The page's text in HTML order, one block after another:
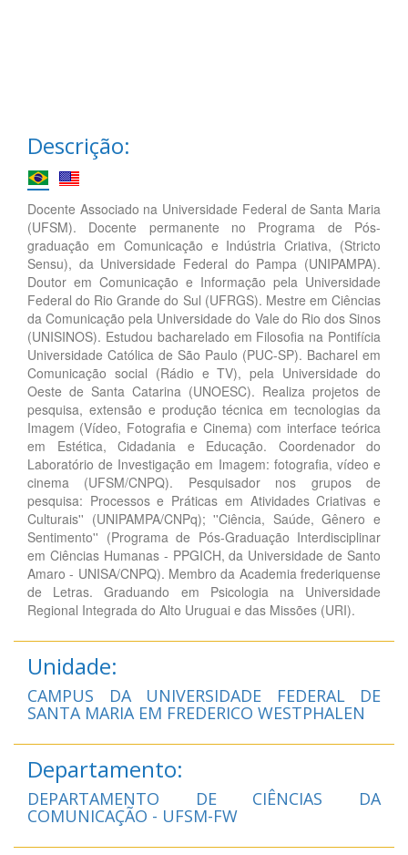
Descrição:
Docente Associado na Universidade Federal de Santa Maria
(UFSM). Docente permanente no Programa de Pós-
graduação em Comunicação e Indústria Criativa, (Stricto
Sensu), da Universidade Federal do Pampa (UNIPAMPA).
Doutor em Comunicação e Informação pela Universidade
Federal do Rio Grande do Sul (UFRGS). Mestre em Ciências
da Comunicação pela Universidade do Vale do Rio dos Sinos
(UNISINOS). Estudou bacharelado em Filosofia na Pontifícia
Universidade Católica de São Paulo (PUC-SP). Bacharel em
Comunicação social (Rádio e TV), pela Universidade do
Oeste de Santa Catarina (UNOESC). Realiza projetos de
pesquisa, extensão e produção técnica em tecnologias da
Imagem (Vídeo, Fotografia e Cinema) com interface teórica
em Estética, Cidadania e Educação. Coordenador do
Laboratório de Investigação em Imagem: fotografia, vídeo e
cinema (UFSM/CNPQ). Pesquisador nos grupos de
pesquisa: Processos e Práticas em Atividades Criativas e
Culturais'' (UNIPAMPA/CNPq); ''Ciência, Saúde, Gênero e
Sentimento'' (Programa de Pós-Graduação Interdisciplinar
em Ciências Humanas - PPGICH, da Universidade de Santo
Amaro - UNISA/CNPQ). Membro da Academia frederiquense
de Letras. Graduando em Psicologia na Universidade
Regional Integrada do Alto Uruguai e das Missões (URI).
Unidade:
CAMPUS DA UNIVERSIDADE FEDERAL DE
SANTA MARIA EM FREDERICO WESTPHALEN
Departamento:
DEPARTAMENTO DE CIÊNCIAS DA
COMUNICAÇÃO - UFSM-FW